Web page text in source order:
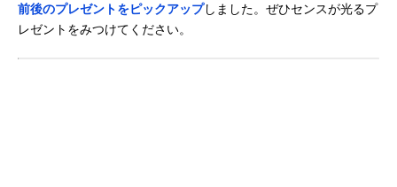
前後のプレゼントをピックアップしました。ぜひセンスが光るプ
レゼントをみつけてください。